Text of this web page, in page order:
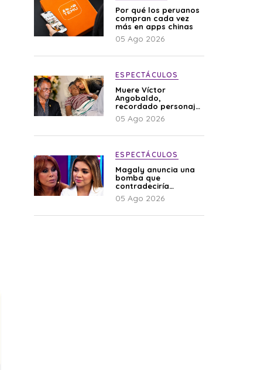
Por qué los peruanos
compran cada vez
más en apps chinas
05 Ago 2026
ESPECTÁCULOS
Muere Víctor
Angobaldo,
recordado personaje
de la farándula y
expareja de Shirley
05 Ago 2026
ESPECTÁCULOS
Magaly anuncia una
bomba que
contradeciría
comunicado de La
Bella Luz: “Hay un
05 Ago 2026